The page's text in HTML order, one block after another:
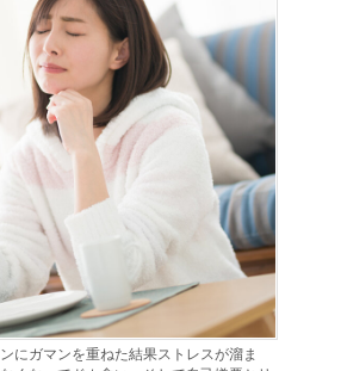
にガマンを重ねた結果ストレスが溜ま